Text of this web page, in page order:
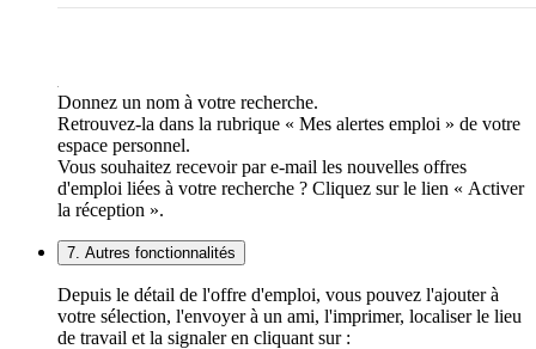
Donnez un nom à votre recherche.
Retrouvez-la dans la rubrique « Mes alertes emploi » de votre
espace personnel.
Vous souhaitez recevoir par e-mail les nouvelles offres
d'emploi liées à votre recherche ? Cliquez sur le lien « Activer
la réception ».
7. Autres fonctionnalités
Depuis le détail de l'offre d'emploi, vous pouvez l'ajouter à
votre sélection, l'envoyer à un ami, l'imprimer, localiser le lieu
de travail et la signaler en cliquant sur :